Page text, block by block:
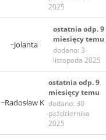
2025
~Jolanta
ostatnia odp. 9
miesięcy temu
dodano: 3
listopada 2025
~Radosław K
ostatnia odp. 9
miesięcy temu
dodano: 30
października
2025